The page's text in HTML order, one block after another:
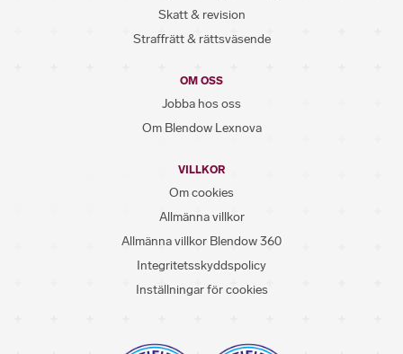
Skatt & revision
Straffrätt & rättsväsende
OM OSS
Jobba hos oss
Om Blendow Lexnova
VILLKOR
Om cookies
Allmänna villkor
Allmänna villkor Blendow 360
Integritetsskyddspolicy
Inställningar för cookies